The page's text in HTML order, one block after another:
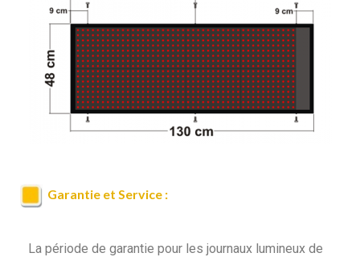
Garantie et Service :
La période de garantie pour les journaux lumineux de